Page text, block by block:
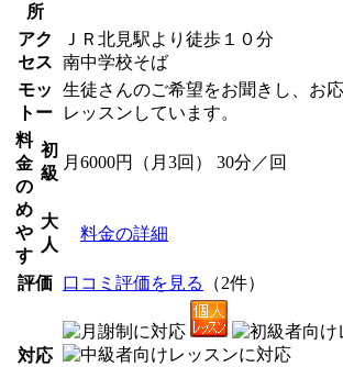
所
アク
セス
ＪＲ北見駅より徒歩１０分
南中学校そば
モッ
トー
生徒さんのご希望をお聞きし、お
レッスンしています。
料
金
の
め
や
す
初
級
月6000円（月3回） 30分／回
大
人
料金の詳細
評価 口コミ評価を見る （2件）
対応